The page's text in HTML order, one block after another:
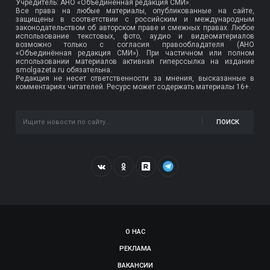
Учредитель: АНО «Объединенная редакция СМИ».
Все права на любые материалы, опубликованные на сайте,
защищены в соответствии с российским и международным
законодательством об авторском праве и смежных правах. Любое
использование текстовых, фото, аудио и видеоматериалов
возможно только с согласия правообладателя (АНО
«Объединённая редакция СМИ»). При частичном или полном
использовании материалов активная гиперссылка на издание
smolgazeta.ru обязательна.
Редакция не несет ответственности за мнения, высказанные в
комментариях читателей. Ресурс может содержать материалы 16+.
ПОИСК
О НАС
РЕКЛАМА
ВАКАНСИИ